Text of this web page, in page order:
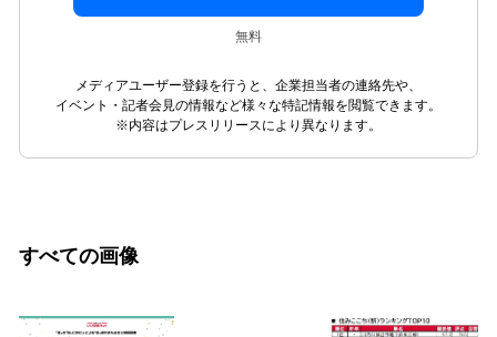
無料
メディアユーザー登録を行うと、企業担当者の連絡先や、
イベント・記者会見の情報など様々な特記情報を閲覧できます。
※内容はプレスリリースにより異なります。
すべての画像